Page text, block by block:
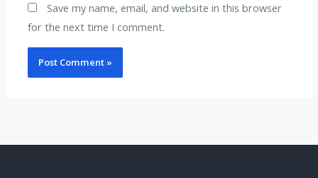
Save my name, email, and website in this browser
for the next time I comment.